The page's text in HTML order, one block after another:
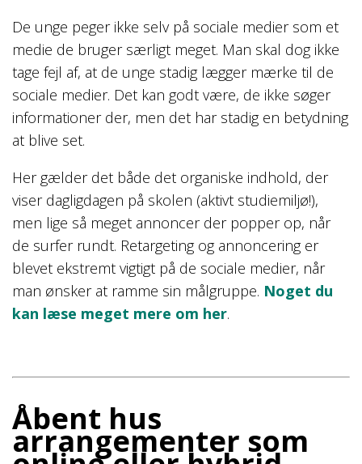
De unge peger ikke selv på sociale medier som et
medie de bruger særligt meget. Man skal dog ikke
tage fejl af, at de unge stadig lægger mærke til de
sociale medier. Det kan godt være, de ikke søger
informationer der, men det har stadig en betydning
at blive set.
Her gælder det både det organiske indhold, der
viser dagligdagen på skolen (aktivt studiemiljø!),
men lige så meget annoncer der popper op, når
de surfer rundt. Retargeting og annoncering er
blevet ekstremt vigtigt på de sociale medier, når
man ønsker at ramme sin målgruppe. Noget du
kan læse meget mere om her.
Åbent hus
arrangementer som